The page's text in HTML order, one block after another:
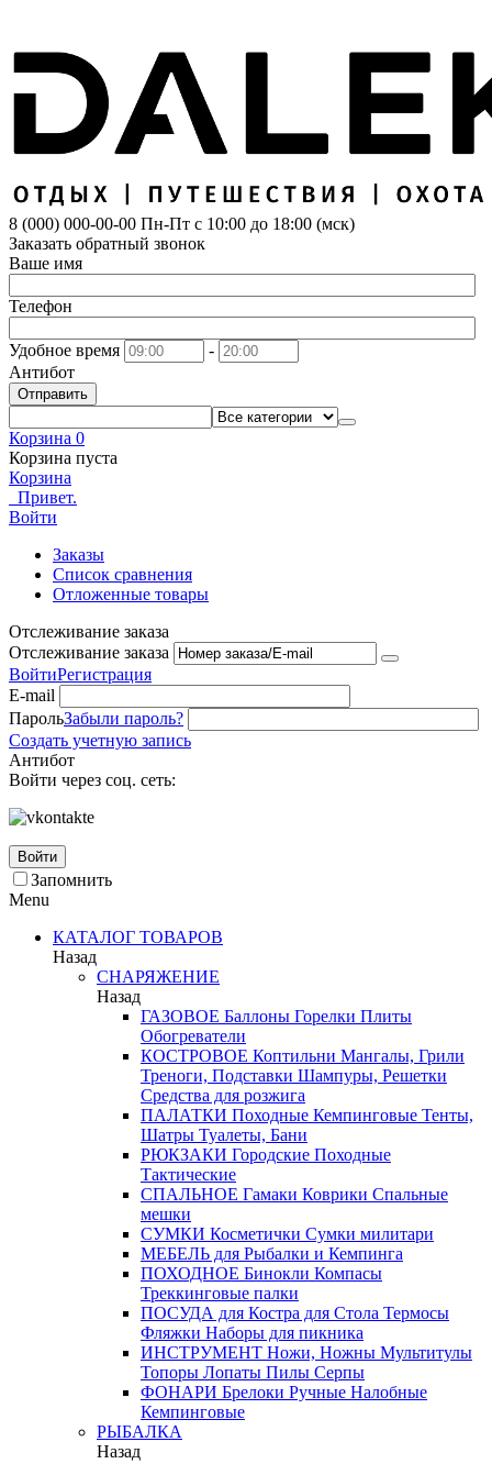
8 (000) 000-00-00 Пн-Пт с 10:00 до 18:00 (мск)
Заказать обратный звонок
Ваше имя
Телефон
Удобное время
-
Антибот
Отправить
Корзина 0
Корзина пуста
Корзина
Привет.
Войти
Заказы
Список сравнения
Отложенные товары
Отслеживание заказа
Отслеживание заказа
ВойтиРегистрация
E-mail
ПарольЗабыли пароль?
Создать учетную запись
Антибот
Войти через соц. сеть:
Войти
Запомнить
Menu
КАТАЛОГ ТОВАРОВ
Назад
СНАРЯЖЕНИЕ
Назад
ГАЗОВОЕ Баллоны Горелки Плиты
Обогреватели
КОСТРОВОЕ Коптильни Мангалы, Грили
Треноги, Подставки Шампуры, Решетки
Средства для розжига
ПАЛАТКИ Походные Кемпинговые Тенты,
Шатры Туалеты, Бани
РЮКЗАКИ Городские Походные
Тактические
СПАЛЬНОЕ Гамаки Коврики Спальные
мешки
СУМКИ Косметички Сумки милитари
МЕБЕЛЬ для Рыбалки и Кемпинга
ПОХОДНОЕ Бинокли Компасы
Треккинговые палки
ПОСУДА для Костра для Стола Термосы
Фляжки Наборы для пикника
ИНСТРУМЕНТ Ножи, Ножны Мультитулы
Топоры Лопаты Пилы Серпы
ФОНАРИ Брелоки Ручные Налобные
Кемпинговые
РЫБАЛКА
Назад